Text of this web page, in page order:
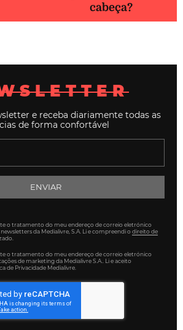
cabeça?
e receba diariamente todas as
de forma confortável
ENVIAR
o tratamento do meu endereço de correio eletrónico
da Medialivre, S.A. Li e compreendi odireito de
o tratamento do meu endereço de correio eletrónico
de marketing da Medialivre S.A.. Li e aceito
de Privacidade Medialivre.